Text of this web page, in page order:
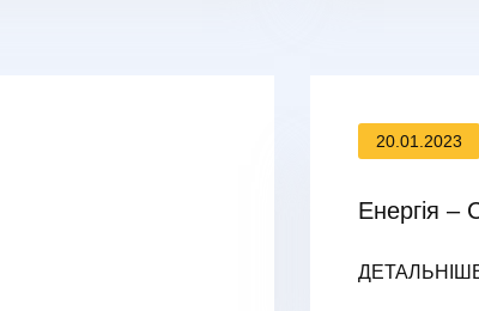
20.01.2023
Енергія –